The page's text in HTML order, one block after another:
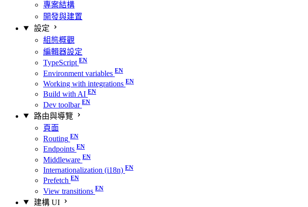
專案結構
開發與建置
設定
組態概觀
編輯器設定
TypeScript
Environment variables
Working with integrations
Build with AI
Dev toolbar
路由與導覽
頁面
Routing
Endpoints
Middleware
Internationalization (i18n)
Prefetch
View transitions
建構 UI